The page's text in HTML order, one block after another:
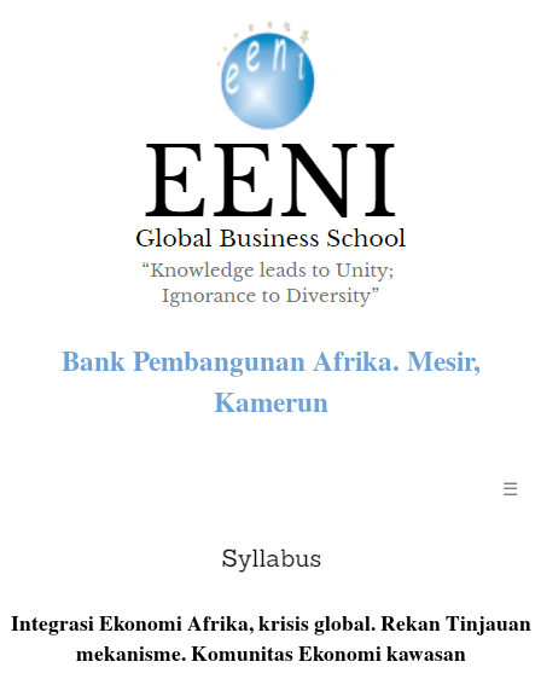
Bank Pembangunan Afrika. Mesir,
Kamerun
☰
Integrasi Ekonomi Afrika, krisis global. Rekan Tinjauan
mekanisme. Komunitas Ekonomi kawasan